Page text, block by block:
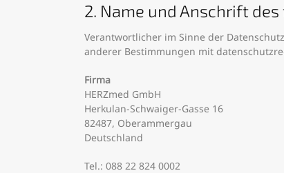
2. Name und Anschrift
Verantwortlicher im Sinne der
anderer Bestimmungen mit
Firma
HERZmed GmbH
Herkulan-Schwaiger-Gasse 16
82487, Oberammergau
Deutschland
Tel.: 088 22 824 0002